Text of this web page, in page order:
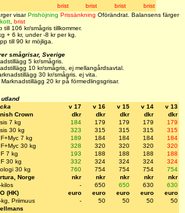
brist brist brist
brist
visarPrishöjning Prissänkning Oförändrat. Balansens färger
brist
till 106 kr/smågris tillkommer.
+ 6 kr, under -8 kr per kg.
till 90 kr möjliga.
smågrisar, Sverige
5 kr/smågris.
10 kr/smågris , ej mellangårdsavtal.
30 kr/smågris. ej vita.
Marknadstillägg 20 kr på förmedlingsgrisar.
utland
v 17 v 16 v 15 v 14
v 13
Crown dkr dkr dkr dkr
dkr
7 kg 184 179 179 179
179
30 kg 323 315 315 315
315
7 kg 189 184 184 184
184
30 kg 328 320 320 320
320
7 kg 193 188 188 188
188
30 kg 332 324 324 324
324
30 kg 760 754 754 754
754
Norge
nkr nkr nkr nkr
nkr
kilos - 650 650 630
630
(HK)
euro euro euro euro
euro
kg, Priimuus - 50 50 50
50